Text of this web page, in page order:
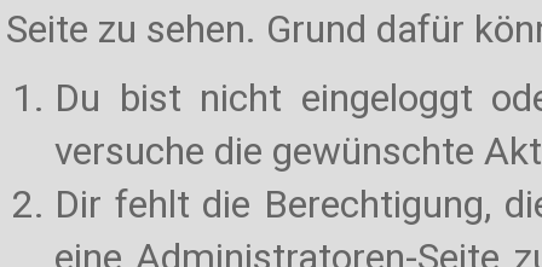
Seite zu sehen. Grund dafür
Du bist nicht eingeloggt
versuche die gewünschte
Dir fehlt die Berechtigung,
eine Administratoren-Seite